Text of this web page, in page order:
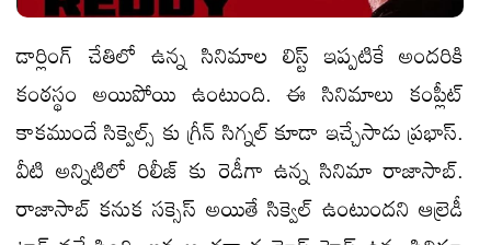
డార్లింగ్ చేతిలో ఉన్న సినిమాల లిస్ట్ ఇప్పటికే అందరికి
కంఠస్థం అయిపోయి ఉంటుంది. ఈ సినిమాలు కంప్లీట్
కాకముందే సిక్వెల్స్ కు గ్రీన్ సిగ్నల్ కూడా ఇచ్చేసాడు ప్రభాస్.
వీటి అన్నిటిలో రిలీజ్ కు రెడీగా ఉన్న సినిమా రాజాసాబ్.
రాజాసాబ్ కనుక సక్సెస్ అయితే సిక్వెల్ ఉంటుందని ఆల్రెడీ